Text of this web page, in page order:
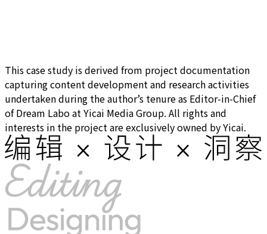
This case study is derived from project documentation
capturing content development and research activities
undertaken during the author’s tenure as Editor-in-Chief
of Dream Labo at Yicai Media Group. All rights and
interests in the project are exclusively owned by Yicai.